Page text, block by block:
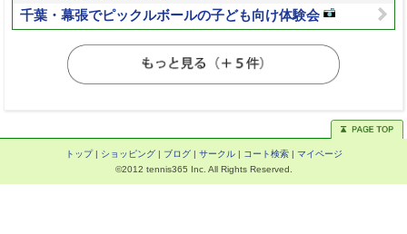
千葉・幕張でピックルボールの子ども向け体験会
トップ| ショッピング| ブログ| サークル| コート検索| マイページ
©2012 tennis365 Inc. All Rights Reserved.